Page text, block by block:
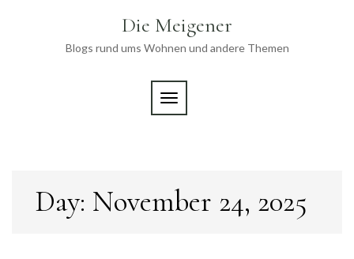
Die Meigener
Blogs rund ums Wohnen und andere Themen
TOGGLE NAVIGATION
Day: November 24, 2025